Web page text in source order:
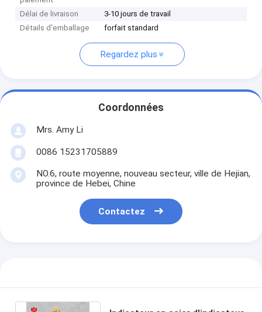
Délai de livraison
3-10 jours de travail
Détails d'emballage
forfait standard
Regardez plus
Coordonnées
Mrs. Amy Li
0086 15231705889
NO.6, route moyenne, nouveau secteur, ville de Hejian,
province de Hebei, Chine
Contactez